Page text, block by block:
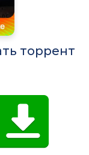
торрент